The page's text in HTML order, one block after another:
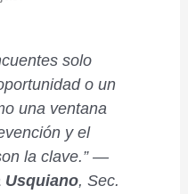
solo
o un
una ventana
y el
la clave.”—
Usquiano, Sec.